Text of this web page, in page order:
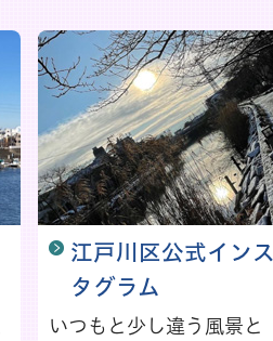
江戸川区公式インス
タグラム
いつもと少し違う風景と